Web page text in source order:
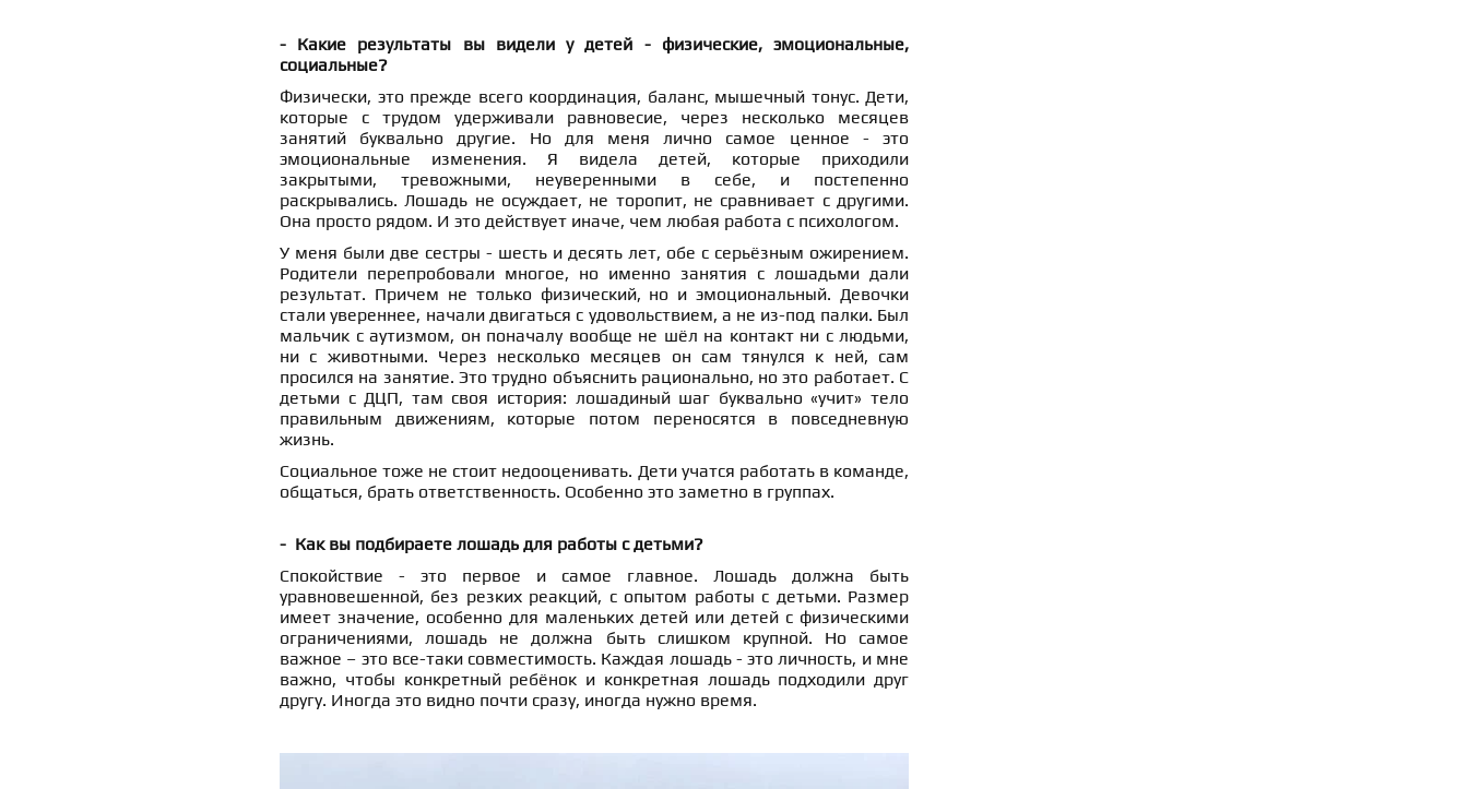
- Какие результаты вы видели у детей - физические, эмоциональные,
социальные?
Физически, это прежде всего координация, баланс, мышечный тонус. Дети,
которые с трудом удерживали равновесие, через несколько месяцев
занятий буквально другие. Но для меня лично самое ценное - это
эмоциональные изменения. Я видела детей, которые приходили
закрытыми, тревожными, неуверенными в себе, и постепенно
раскрывались. Лошадь не осуждает, не торопит, не сравнивает с другими.
Она просто рядом. И это действует иначе, чем любая работа с психологом.
У меня были две сестры - шесть и десять лет, обе с серьёзным ожирением.
Родители перепробовали многое, но именно занятия с лошадьми дали
результат. Причем не только физический, но и эмоциональный. Девочки
стали увереннее, начали двигаться с удовольствием, а не из-под палки. Был
мальчик с аутизмом, он поначалу вообще не шёл на контакт ни с людьми,
ни с животными. Через несколько месяцев он сам тянулся к ней, сам
просился на занятие. Это трудно объяснить рационально, но это работает. С
детьми с ДЦП, там своя история: лошадиный шаг буквально «учит» тело
правильным движениям, которые потом переносятся в повседневную
жизнь.
Социальное тоже не стоит недооценивать. Дети учатся работать в команде,
общаться, брать ответственность. Особенно это заметно в группах.
- Как вы подбираете лошадь для работы с детьми?
Спокойствие - это первое и самое главное. Лошадь должна быть
уравновешенной, без резких реакций, с опытом работы с детьми. Размер
имеет значение, особенно для маленьких детей или детей с физическими
ограничениями, лошадь не должна быть слишком крупной. Но самое
важное – это все-таки совместимость. Каждая лошадь - это личность, и мне
важно, чтобы конкретный ребёнок и конкретная лошадь подходили друг
другу. Иногда это видно почти сразу, иногда нужно время.